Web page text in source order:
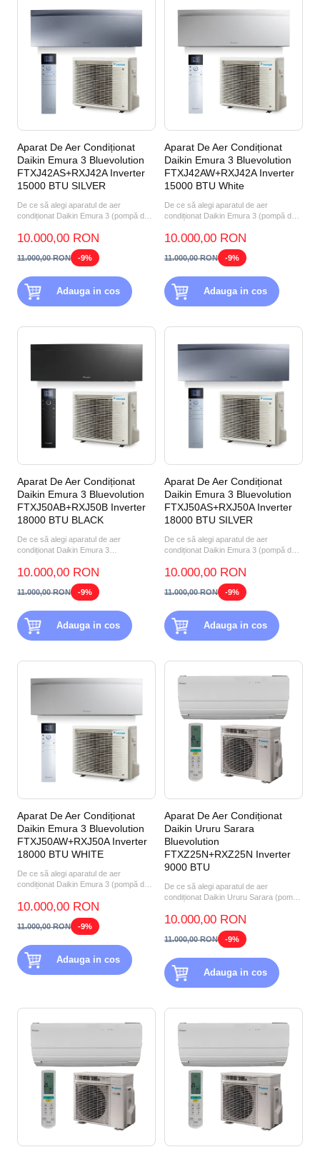
Aparat De Aer Condiționat
Daikin Emura 3 Bluevolution
FTXJ42AS+RXJ42A Inverter
15000 BTU SILVER
De ce să alegi aparatul de aer
condiționat Daikin Emura 3 (pompă de
10.000,00 RON
11.000,00 RON -9%
Adauga in cos
Aparat De Aer Condiționat
Daikin Emura 3 Bluevolution
FTXJ42AW+RXJ42A Inverter
15000 BTU White
De ce să alegi aparatul de aer
condiționat Daikin Emura 3 (pompă de
10.000,00 RON
11.000,00 RON -9%
Adauga in cos
Aparat De Aer Condiționat
Daikin Emura 3 Bluevolution
FTXJ50AB+RXJ50B Inverter
18000 BTU BLACK
De ce să alegi aparatul de aer
condiționat Daikin Emura 3
BLACK? P...
10.000,00 RON
11.000,00 RON -9%
Adauga in cos
Aparat De Aer Condiționat
Daikin Emura 3 Bluevolution
FTXJ50AS+RXJ50A Inverter
18000 BTU SILVER
De ce să alegi aparatul de aer
condiționat Daikin Emura 3 (pompă de
10.000,00 RON
11.000,00 RON -9%
Adauga in cos
Aparat De Aer Condiționat
Daikin Emura 3 Bluevolution
FTXJ50AW+RXJ50A Inverter
18000 BTU WHITE
De ce să alegi aparatul de aer
condiționat Daikin Emura 3 (pompă de
10.000,00 RON
11.000,00 RON -9%
Adauga in cos
Aparat De Aer Condiționat
Daikin Ururu Sarara
Bluevolution
FTXZ25N+RXZ25N Inverter
9000 BTU
De ce să alegi aparatul de aer
condiționat Daikin Ururu Sarara (pompă
10.000,00 RON
11.000,00 RON -9%
Adauga in cos